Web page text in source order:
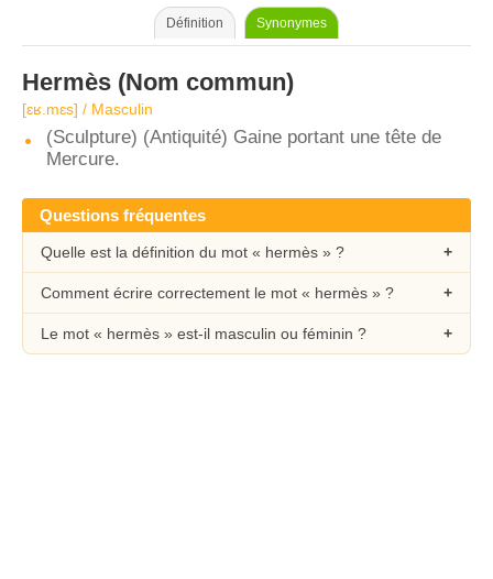
Définition Synonymes
Hermès (Nom commun)
[ɛʁ.mɛs] / Masculin
(Sculpture) (Antiquité) Gaine portant une tête de
Mercure.
Questions fréquentes
Quelle est la définition du mot « hermès » ?
Comment écrire correctement le mot « hermès » ?
Le mot « hermès » est-il masculin ou féminin ?